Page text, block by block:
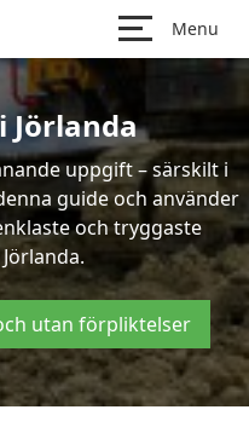
Menu
Jörlanda
uppgift – särskilt i
guide och använder
och tryggaste
utan förpliktelser